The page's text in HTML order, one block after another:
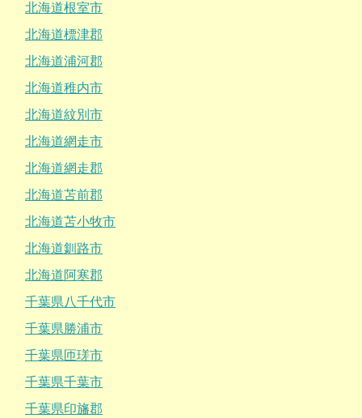
北海道根室市
北海道標津郡
北海道浦河郡
北海道稚内市
北海道紋別市
北海道網走市
北海道網走郡
北海道苫前郡
北海道苫小牧市
北海道釧路市
北海道阿寒郡
千葉県八千代市
千葉県勝浦市
千葉県匝瑳市
千葉県千葉市
千葉県印旛郡